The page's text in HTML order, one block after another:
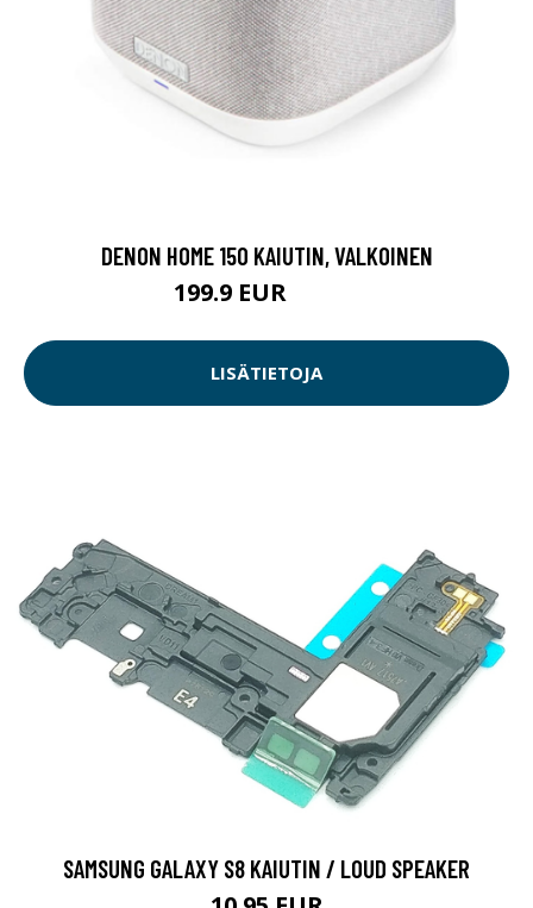
DENON HOME 150 KAIUTIN, VALKOINEN
199.9 EUR
LISÄTIETOJA
SAMSUNG GALAXY S8 KAIUTIN / LOUD SPEAKER